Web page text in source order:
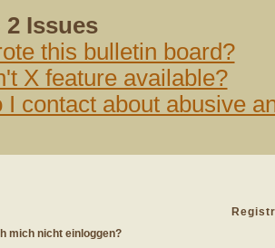
Issues
this bulletin board?
X feature available?
I contact about abusive
mich nicht einloggen?